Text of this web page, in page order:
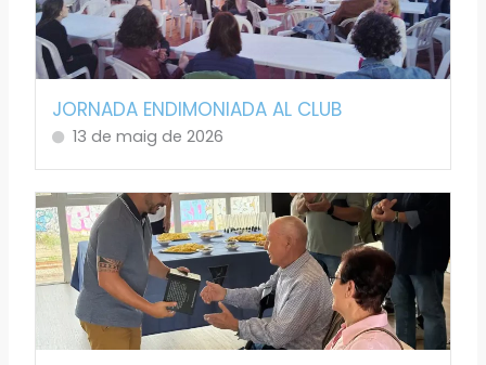
JORNADA ENDIMONIADA AL CLUB
13 de maig de 2026